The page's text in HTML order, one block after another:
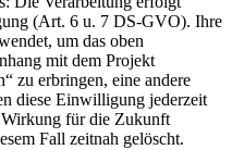
(Art. 6 u. 7 DS-GVO). Ihre
um das oben
mit dem Projekt
zu erbringen, eine andere
diese Einwilligung jederzeit
für die Zukunft
Fall zeitnah gelöscht.